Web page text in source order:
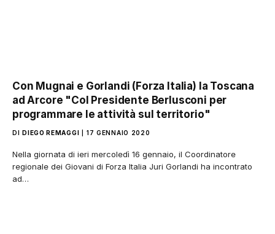
Con Mugnai e Gorlandi (Forza Italia) la Toscana
ad Arcore "Col Presidente Berlusconi per
programmare le attività sul territorio"
DI DIEGO REMAGGI 17 GENNAIO 2020
Nella giornata di ieri mercoledì 16 gennaio, il Coordinatore
regionale dei Giovani di Forza Italia Juri Gorlandi ha incontrato
ad…